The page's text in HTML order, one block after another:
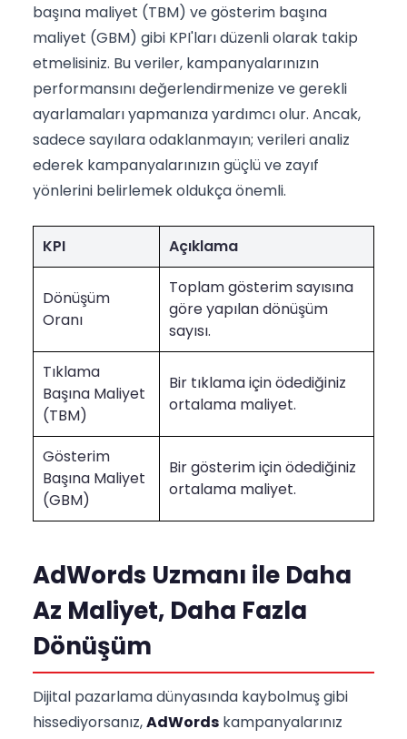
başına maliyet (TBM) ve gösterim başına
maliyet (GBM) gibi KPI'ları düzenli olarak takip
etmelisiniz. Bu veriler, kampanyalarınızın
performansını değerlendirmenize ve gerekli
ayarlamaları yapmanıza yardımcı olur. Ancak,
sadece sayılara odaklanmayın; verileri analiz
ederek kampanyalarınızın güçlü ve zayıf
yönlerini belirlemek oldukça önemli.
KPI Açıklama
Dönüşüm
Oranı
Toplam gösterim sayısına
göre yapılan dönüşüm
sayısı.
Tıklama
Başına Maliyet
(TBM)
Bir tıklama için ödediğiniz
ortalama maliyet.
Gösterim
Başına Maliyet
(GBM)
Bir gösterim için ödediğiniz
ortalama maliyet.
AdWords Uzmanı ile Daha
Az Maliyet, Daha Fazla
Dönüşüm
Dijital pazarlama dünyasında kaybolmuş gibi
hissediyorsanız,AdWords kampanyalarınız